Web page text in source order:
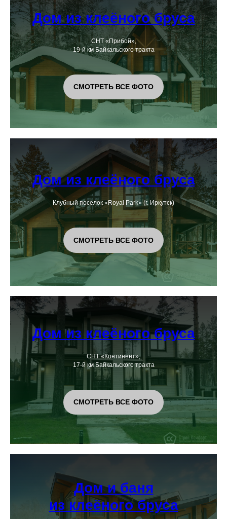
Дом из клеёного бруса
СНТ «Прибой»,
19-й км Байкальского тракта
СМОТРЕТЬ ВСЕ ФОТО
Дом из клеёного бруса
Клубный поселок «Royal Park» (г. Иркутск)
СМОТРЕТЬ ВСЕ ФОТО
Дом из клеёного бруса
СНТ «Континент»,
17-й км Байкальского тракта
СМОТРЕТЬ ВСЕ ФОТО
Дом и баня
из клеёного бруса